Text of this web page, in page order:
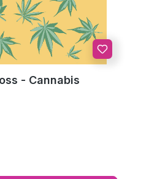
- Cannabis